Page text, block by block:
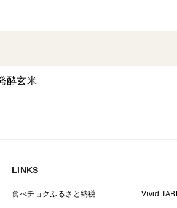
酵玄米
LINKS
食べチョクふるさと納税 Vivid